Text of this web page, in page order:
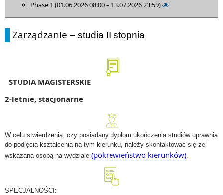
Phase 1 (01.06.2026 08:00 – 13.07.2026 23:59)
Zarządzanie – studia II stopnia
STUDIA MAGISTERSKIE
2-letnie, stacjonarne
W celu stwierdzenia, czy posiadany dyplom ukończenia studiów uprawnia
do podjęcia kształcenia na tym kierunku, należy skontaktować się ze
wskazaną osobą na wydziale (pokrewieństwo kierunków).
SPECJALNOŚCI: